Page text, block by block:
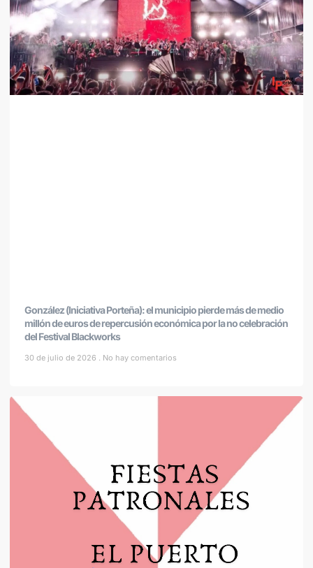
González (Iniciativa Porteña): el municipio pierde más de medio
millón de euros de repercusión económica por la no celebración
del Festival Blackworks
30 de julio de 2026 No hay comentarios